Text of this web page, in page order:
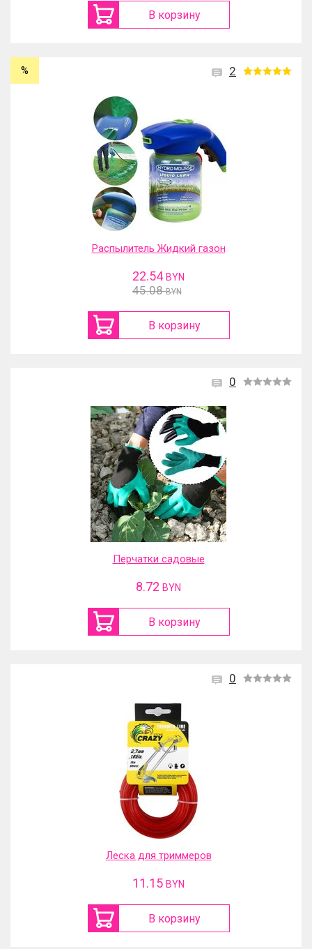
В корзину
2
%
Распылитель Жидкий газон
22.54 BYN
45.08 BYN
В корзину
0
Перчатки садовые
8.72 BYN
В корзину
0
Леска для триммеров
11.15 BYN
В корзину